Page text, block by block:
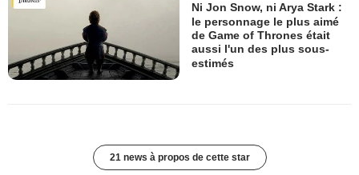
Ni Jon Snow, ni Arya Stark :
le personnage le plus aimé
de Game of Thrones était
aussi l'un des plus sous-
estimés
21 news à propos de cette star